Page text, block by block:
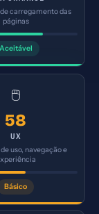
carregamento das
páginas
Aceitável
🖱️
58
UX
uso, navegação e
Básico